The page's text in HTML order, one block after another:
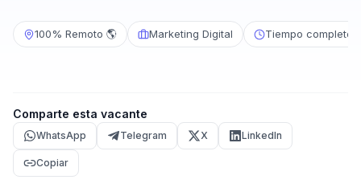
100% Remoto 🌎 Marketing Digital Tiempo completo
Comparte esta vacante
WhatsApp Telegram X LinkedIn
Copiar